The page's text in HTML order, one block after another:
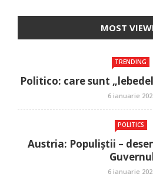
MOST
TRENDING
Politico: care sunt
6 ianuarie
POLITICS
Austria: Populiștii –
6 ianuarie